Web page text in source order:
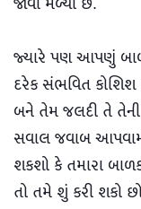
જ્યારે પણ આપણું
દરેક સંભવિત
બને તેમ જલદી તે તેની
સવાલ જવાબ
શકશો કે તમારા
તો તમે શું કરી શકો